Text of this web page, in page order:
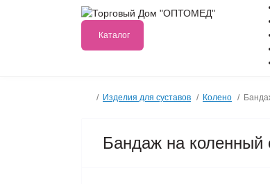
Каталог
Изделия для суставов Колено
Бандаж на коленный